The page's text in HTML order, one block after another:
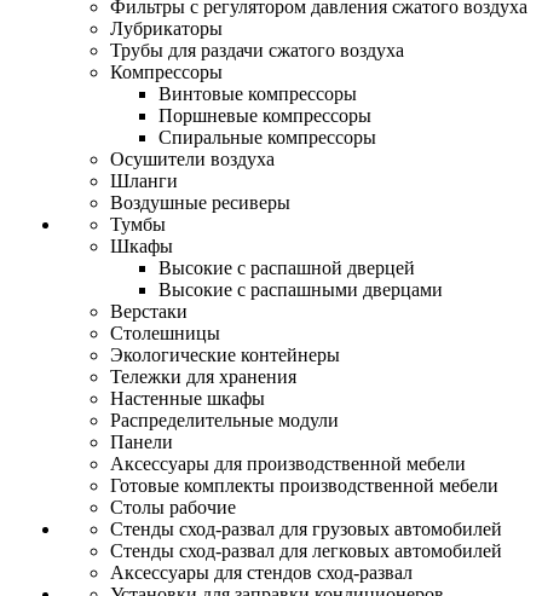
Фильтры с регулятором давления сжатого воздуха
Лубрикаторы
Трубы для раздачи сжатого воздуха
Компрессоры
Винтовые компрессоры
Поршневые компрессоры
Спиральные компрессоры
Осушители воздуха
Шланги
Воздушные ресиверы
Тумбы
Шкафы
Высокие с распашной дверцей
Высокие с распашными дверцами
Верстаки
Столешницы
Экологические контейнеры
Тележки для хранения
Настенные шкафы
Распределительные модули
Панели
Аксессуары для производственной мебели
Готовые комплекты производственной мебели
Столы рабочие
Стенды сход-развал для грузовых автомобилей
Стенды сход-развал для легковых автомобилей
Аксессуары для стендов сход-развал